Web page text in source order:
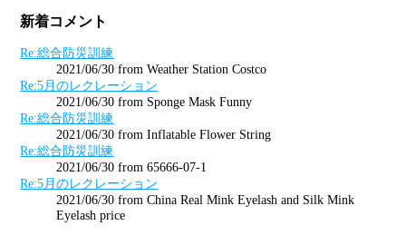
新着コメント
Re:総合防災訓練
2021/06/30 from Weather Station Costco
Re:5月のレクレーション
2021/06/30 from Sponge Mask Funny
Re:総合防災訓練
2021/06/30 from Inflatable Flower String
Re:総合防災訓練
2021/06/30 from 65666-07-1
Re:5月のレクレーション
2021/06/30 from China Real Mink Eyelash and Silk Mink
Eyelash price